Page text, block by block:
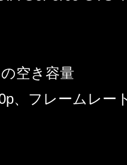
空き容量
、フレームレー